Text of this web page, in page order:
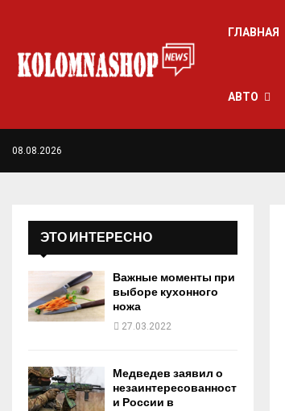
ГЛАВНАЯ
АВТО
08.08.2026
ЭТО ИНТЕРЕСНО
Важные моменты при
выборе кухонного
ножа
27.03.2022
Медведев заявил о
незаинтересованност
и России в